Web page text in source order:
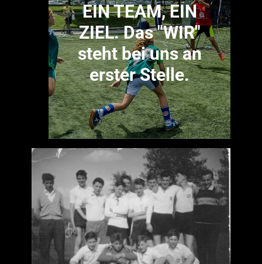
EIN TEAM, EIN
ZIEL. Das "WIR"
steht bei uns an
erster Stelle.